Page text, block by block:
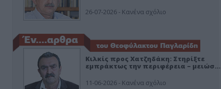
26-07-2026 - Κανένα σχόλιο
Κιλκίς προς Χατζηδάκη: Στηρίξτε
εμπράκτως την περιφέρεια – μειώσ…
11-06-2026 - Κανένα σχόλιο